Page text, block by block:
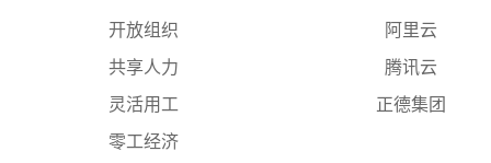
开放组织
共享人力
灵活用工
零工经济
阿里云
腾讯云
正德集团